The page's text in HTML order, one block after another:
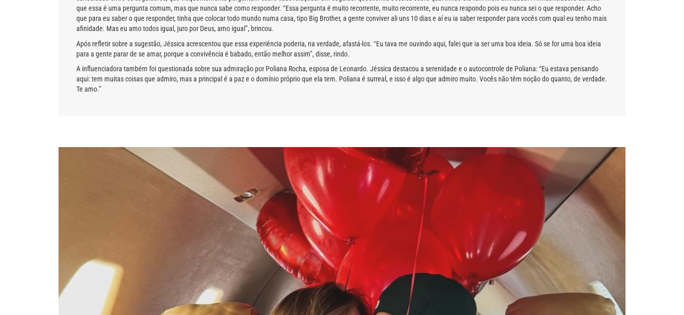
que essa é uma pergunta comum, mas que nunca sabe como responder. “Essa pergunta é muito recorrente, muito recorrente, eu nunca respondo pois eu nunca sei o que responder. Acho
que para eu saber o que responder, tinha que colocar todo mundo numa casa, tipo Big Brother, a gente conviver ali uns 10 dias e aí eu ia saber responder para vocês com qual eu tenho mais
afinidade. Mas eu amo todos igual, juro por Deus, amo igual”, brincou.
Após refletir sobre a sugestão, Jéssica acrescentou que essa experiência poderia, na verdade, afastá-los. “Eu tava me ouvindo aqui, falei que ia ser uma boa ideia. Só se for uma boa ideia
para a gente parar de se amar, porque a convivência é babado, então melhor assim”, disse, rindo.
A influenciadora também foi questionada sobre sua admiração por Poliana Rocha, esposa de Leonardo. Jéssica destacou a serenidade e o autocontrole de Poliana: “Eu estava pensando
aqui: tem muitas coisas que admiro, mas a principal é a paz e o domínio próprio que ela tem. Poliana é surreal, e isso é algo que admiro muito. Vocês não têm noção do quanto, de verdade.
Te amo.”